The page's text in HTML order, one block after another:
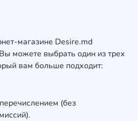
магазине Desire.md
можете выбрать один из трех
вам больше подходит:
(без